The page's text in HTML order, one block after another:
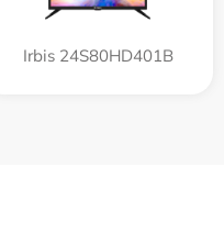
Irbis 24S80HD401B